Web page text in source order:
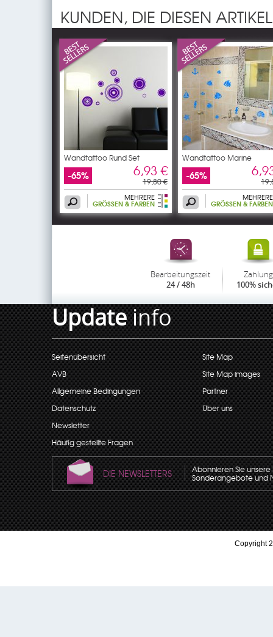
KUNDEN, DIE DIESEN
Wandtattoo Rund Set
-65% 6,93 €
19,80 €
MEHRERE
GRÖSSEN & FARBEN
Wandtattoo Marine
-65%
MEHRERE
GRÖSSEN & FARBEN
Bearbeitungszeit
24 / 48h
Zahlung
100%
Updateinfo
Seitenübersicht
AVB
Allgemeine Bedingungen
Datenschutz
Newsletter
Häufig gestellte Fragen
Site Map
Site Map images
Partner
Über uns
DIE NEWSLETTERS Abonnieren Sie
Sonderangebote und
Copyright